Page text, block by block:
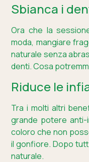
Sbianca i
Ora che la
moda, mangiare
naturale senza
denti. Cosa
Riduce le
Tra i molti altri
grande potere
coloro che non
il gonfiore. Dopo
naturale.